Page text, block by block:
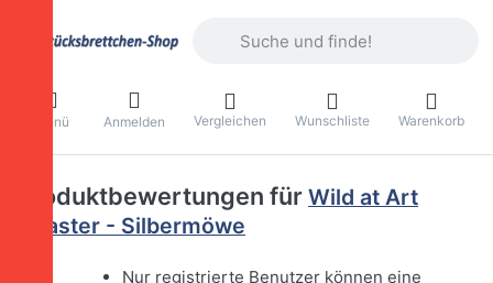
Menü Anmelden Vergleichen Wunschliste Warenkorb
Produktbewertungen für Wild at Art
Coaster - Silbermöwe
Nur registrierte Benutzer können eine